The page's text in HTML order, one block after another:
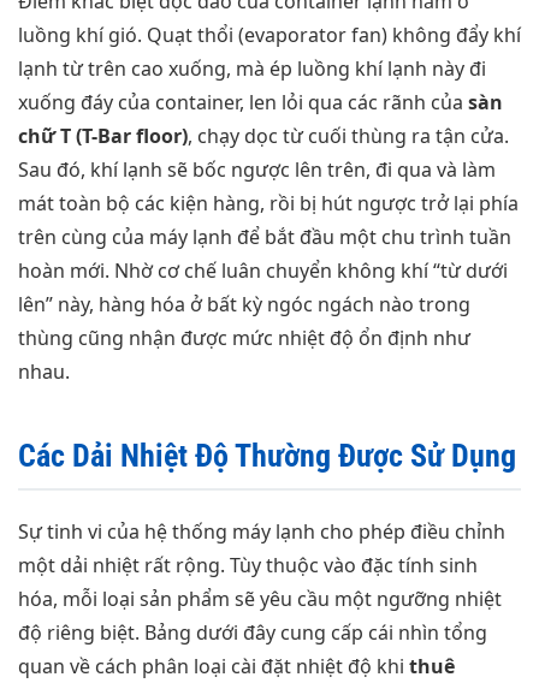
luồng khí gió. Quạt thổi (evaporator fan) không đẩy khí
lạnh từ trên cao xuống, mà ép luồng khí lạnh này đi
xuống đáy của container, len lỏi qua các rãnh của sàn
chữ T (T-Bar floor), chạy dọc từ cuối thùng ra tận cửa.
Sau đó, khí lạnh sẽ bốc ngược lên trên, đi qua và làm
mát toàn bộ các kiện hàng, rồi bị hút ngược trở lại phía
trên cùng của máy lạnh để bắt đầu một chu trình tuần
hoàn mới. Nhờ cơ chế luân chuyển không khí “từ dưới
lên” này, hàng hóa ở bất kỳ ngóc ngách nào trong
thùng cũng nhận được mức nhiệt độ ổn định như
nhau.
Các Dải Nhiệt Độ Thường Được Sử Dụng
Sự tinh vi của hệ thống máy lạnh cho phép điều chỉnh
một dải nhiệt rất rộng. Tùy thuộc vào đặc tính sinh
hóa, mỗi loại sản phẩm sẽ yêu cầu một ngưỡng nhiệt
độ riêng biệt. Bảng dưới đây cung cấp cái nhìn tổng
quan về cách phân loại cài đặt nhiệt độ khi thuê